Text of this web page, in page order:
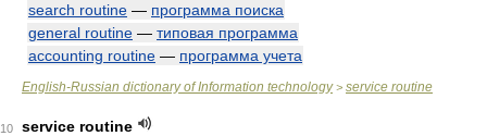
search routine — программа поиска
general routine — типовая программа
accounting routine — программа учета
English-Russian dictionary of Information technology> service routine
10
service routine